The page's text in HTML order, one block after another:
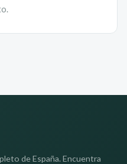
de España. Encuentra